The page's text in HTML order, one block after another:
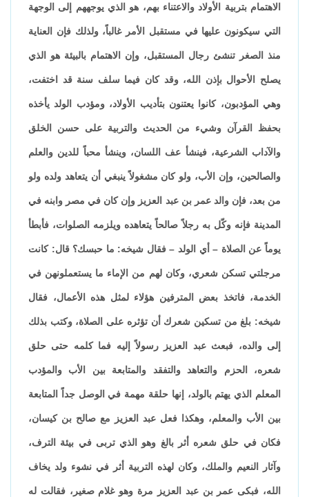
الاهتمام بتربية الأولاد والاعتناء بهم، هو الذي يوجههم إلى الوجهة
التي سيكونون عليها في مستقبل الأمر غالباً، ولذلك فإن العناية
منذ الصغر تنشئ رجال المستقبل، وإن الاهتمام بالبيئة هو الذي
يصلح الأحوال بإذن الله، وقد كان فيما سلف سنة قد اختفت،
وهي المؤدبون، كانوا يعتنون بتأديب الأولاد، ومؤدب الولد يأخذه
بحفظ القرآن وشيء من الحديث والتربية على حسن الخلق
والآداب الشرعية، فينشأ عف اللسان، وينشأ محباً للدين والعلم
والصالحين، وإن الأب، ولو كان مشغولاً ينبغي أن يتعاهد ولده ولو
من بعد، فإن والد عمر بن عبد العزيز وإن كان في مصر وابنه في
المدينة فإنه وكّل به رجلاً صالحاً يتعاهده ويلزمه الصلوات، فأبطأ
يوماً عن الصلاة – أي الولد – فقال شيخه: ما حبسك؟ قال: كانت
مرجلتي تسكن شعري، وكان لهم من الإماء ما يستعملونهن في
الخدمة، فاتخذ بعض المترفين هؤلاء لمثل هذه الأعمال، فقال
شيخه: بلغ من تسكين شعرك أن تؤثره على الصلاة، وكتب بذلك
إلى والده، فبعث عبد العزيز رسولاً إليه فما كلمه حتى حلق
شعره، الحزم والتعاهد والتفقد والمتابعة بين الأب والمؤدب
المعلم الذي يهتم بالولد، إنها حلقة مهمة في الوصل جداً المتابعة
بين الأب والمعلم، وهكذا فعل عبد العزيز مع صالح بن كيسان،
فكان في حلق شعره أثر بالغ وهو الذي تربى في بيئة الترف،
وآثار النعيم والملك، وكان لهذه التربية أثر في نشوء ولد يخاف
الله، فبكى عمر بن عبد العزيز مرة وهو غلام صغير، فقالت له